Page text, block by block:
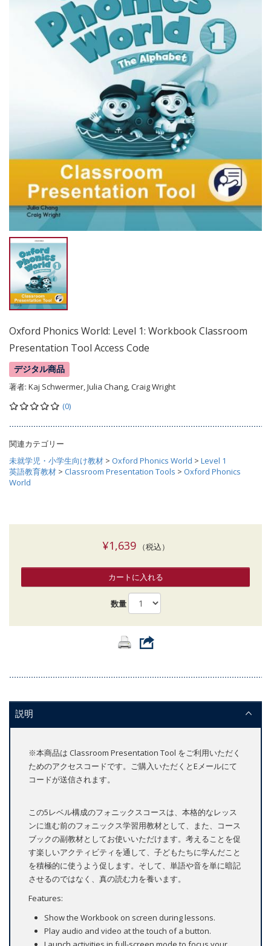
Oxford Phonics World: Level 1: Workbook Classroom
Presentation Tool Access Code
デジタル商品
著者: Kaj Schwermer, Julia Chang, Craig Wright
(0)
関連カテゴリー
未就学児・小学生向け教材 > Oxford Phonics World > Level 1
英語教育教材 > Classroom Presentation Tools > Oxford Phonics
World
¥1,639（税込）
カートに入れる
数量
説明
※本商品は Classroom Presentation Tool をご利用いただく
ためのアクセスコードです。ご購入いただくとEメールにて
コードが送信されます。
この5レベル構成のフォニックスコースは、本格的なレッス
ンに進む前のフォニックス学習用教材として、また、コース
ブックの副教材としてお使いいただけます。考えることを促
す楽しいアクティビティを通して、子どもたちに学んだこと
を積極的に使うよう促します。そして、単語や音を単に暗記
させるのではなく、真の読む力を養います。
Features:
Show the Workbook on screen during lessons.
Play audio and video at the touch of a button.